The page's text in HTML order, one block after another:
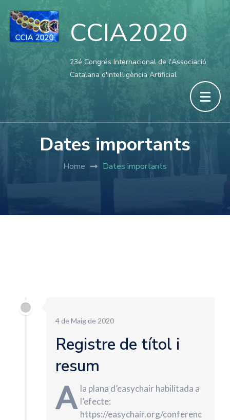
CCIA2020
23é Congrés Internacional de l'Associació
Catalana d'Intel·ligència Artificial
Dates importants
Home Dates importants
4 de Maig de 2020
Registre de títol i
resum
A la plana d’easychair habilitada a
l’efecte:
https://easychair.org/conferenc